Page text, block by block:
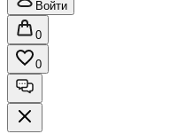
Войти
0
0